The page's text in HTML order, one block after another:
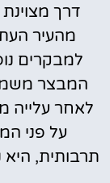
דרך
מהעיר
למבקרים
המבצר
לאחר עלייה
על פני
תרבותית, היא